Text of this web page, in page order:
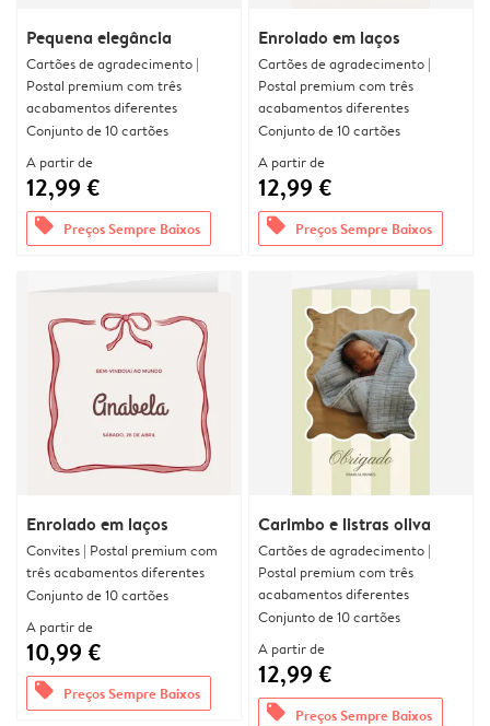
Pequena elegância
Cartões de agradecimento |
Postal premium com três
acabamentos diferentes
Conjunto de 10 cartões
A partir de
12,99 €
offers Preços Sempre Baixos
Enrolado em laços
Cartões de agradecimento |
Postal premium com três
acabamentos diferentes
Conjunto de 10 cartões
A partir de
12,99 €
offers Preços Sempre Baixos
Enrolado em laços
Convites | Postal premium com
três acabamentos diferentes
Conjunto de 10 cartões
A partir de
10,99 €
offers Preços Sempre Baixos
Carimbo e listras oliva
Cartões de agradecimento |
Postal premium com três
acabamentos diferentes
Conjunto de 10 cartões
A partir de
12,99 €
offers Preços Sempre Baixos